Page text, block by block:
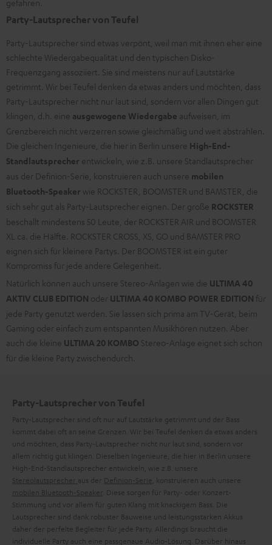
gefahren.
Party-Lautsprecher von Teufel
Party-Lautsprecher sind etwas verpönt, weil man mit ihnen eher eine
schlechte Wiedergabequalität und den typischen Disko-
Frequenzgang assoziiert. Sie sind meistens nur auf Lautstärke
getrimmt. Wir bei Teufel denken da etwas anders und möchten, dass
Party-Lautsprecher nicht nur laut sind, sondern vor allen Dingen gut
klingen, d.h. eine ausgewogene Wiedergabe aufweisen, im
Grenzbereich nicht verzerren sowie gleichmäßig und weit abstrahlen.
Die gleichen Ingenieure, die hier in Berlin unsere High-End-
Standlautsprecher entwickeln, wie z.B. unsere Standlautsprecher
aus der Definion-Serie, konstruieren auch unsere mobilen
Bluetooth-Speaker wie ROCKSTER, BOOMSTER und BAMSTER, die
sich sehr gut als Party-Lautsprecher eignen. Der große ROCKSTER
beschallt mindestens 50 Leute, der ROCKSTER AIR und BOOMSTER
XL ca. die Hälfte. ROCKSTER CROSS, XS, GO und BAMSTER PRO
eignen sich für kleinere Partys. Der BOOMSTER ist ein guter
Kompromiss für jede andere Gelegenheit.
Natürlich können auch unsere Stereo-Anlagen wie die ULTIMA 40
AKTIV CLUB EDITION oder ULTIMA 40 KOMBO POWER EDITION für
jede Party genutzt werden. Sie lassen sich prima am TV-Gerät, beim
Gaming oder einfach zum entspannten Musikhören nutzen. Aber
auch die kleine ULTIMA 20 KOMBO Stereo-Anlage eignet sich schon
für die kleine Party zwischendurch.
Party-Lautsprecher von Teufel
Party-Lautsprecher sind oft nur auf Lautstärke getrimmt und der Bass
kommt dabei oft an seine Grenzen. Wir bei Teufel denken da etwas anders
und möchten, dass Party-Lautsprecher nicht nur laut sind, sondern vor
allem richtig gut klingen. Dieselben Ingenieure, die hier in Berlin unsere
High-End-Standlautsprecher entwickeln, wie z.B. unsere
Stereolautsprecher aus der Definion-Serie , konstruieren auch unsere
mobilen Bluetooth-Speaker . Diese sorgen für Party- oder Konzert-
Stimmung und vor allem für guten Klang mit knackigem Bass. Die
Lautsprecher sind dank robuster Bauweise und leistungsstarken Akkus
daher der perfelte Begleiter für jede Party. Allerdings braucht die
individuelle Party auch eine passgenaue Audio-Lösung. Darüber hinaus